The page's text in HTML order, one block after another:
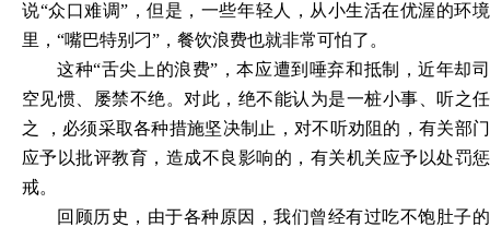
说“众口难调”，但是，一些年轻人，从小生活在优渥的环境
里，“嘴巴特别刁”，餐饮浪费也就非常可怕了。
这种“舌尖上的浪费”，本应遭到唾弃和抵制，近年却司
空见惯、屡禁不绝。对此，绝不能认为是一桩小事、听之任
之 ，必须采取各种措施坚决制止，对不听劝阻的，有关部门
应予以批评教育，造成不良影响的，有关机关应予以处罚惩
戒。
回顾历史，由于各种原因，我们曾经有过吃不饱肚子的